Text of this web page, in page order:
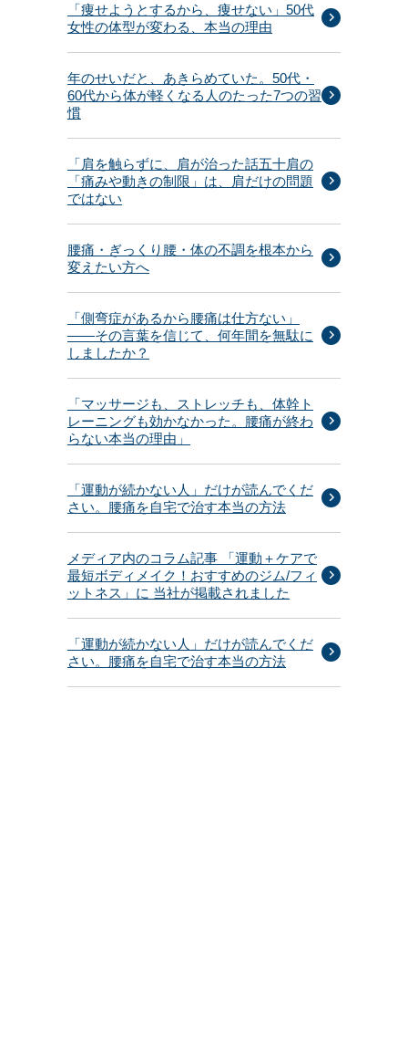
「痩せようとするから、痩せない」50代
女性の体型が変わる、本当の理由
年のせいだと、あきらめていた。50代・
60代から体が軽くなる人のたった7つの習
慣
「肩を触らずに、肩が治った話五十肩の
「痛みや動きの制限」は、肩だけの問題
ではない
腰痛・ぎっくり腰・体の不調を根本から
変えたい方へ
「側弯症があるから腰痛は仕方ない」
——その言葉を信じて、何年間を無駄に
しましたか？
「マッサージも、ストレッチも、体幹ト
レーニングも効かなかった。腰痛が終わ
らない本当の理由」
「運動が続かない人」だけが読んでくだ
さい。腰痛を自宅で治す本当の方法
メディア内のコラム記事 「運動＋ケアで
最短ボディメイク！おすすめのジム/フィ
ットネス」に 当社が掲載されました
「運動が続かない人」だけが読んでくだ
さい。腰痛を自宅で治す本当の方法